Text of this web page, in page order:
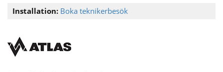
Installation: Boka teknikerbesök